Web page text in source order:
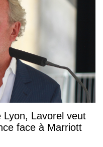
Lyon, Lavorel veut
face à Marriott